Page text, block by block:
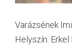
Varázsének
Helyszín: